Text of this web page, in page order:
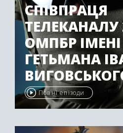
СПІВПРАЦЯ
ТЕЛЕКАНАЛУ
ОМПБР ІМЕНІ
ГЕТЬМАНА
Повні епізоди